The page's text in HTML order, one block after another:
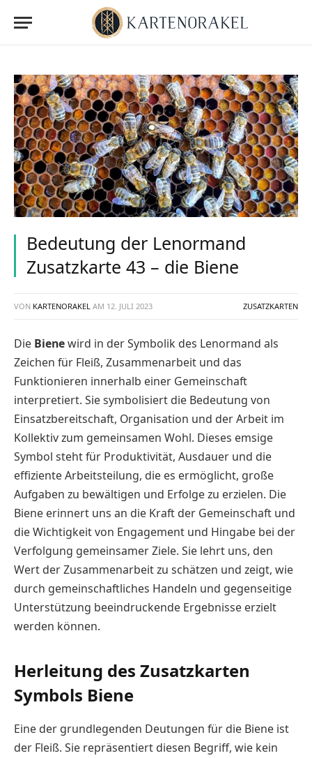
Bedeutung der Lenormand
Zusatzkarte 43 – die Biene
VON KARTENORAKEL AM 12. JULI 2023 ZUSATZKARTEN
Die Bienewird in der Symbolik des Lenormand als
Zeichen für Fleiß, Zusammenarbeit und das
Funktionieren innerhalb einer Gemeinschaft
interpretiert. Sie symbolisiert die Bedeutung von
Einsatzbereitschaft, Organisation und der Arbeit im
Kollektiv zum gemeinsamen Wohl. Dieses emsige
Symbol steht für Produktivität, Ausdauer und die
effiziente Arbeitsteilung, die es ermöglicht, große
Aufgaben zu bewältigen und Erfolge zu erzielen. Die
Biene erinnert uns an die Kraft der Gemeinschaft und
die Wichtigkeit von Engagement und Hingabe bei der
Verfolgung gemeinsamer Ziele. Sie lehrt uns, den
Wert der Zusammenarbeit zu schätzen und zeigt, wie
durch gemeinschaftliches Handeln und gegenseitige
Unterstützung beeindruckende Ergebnisse erzielt
werden können.
Herleitung des Zusatzkarten
Symbols Biene
Eine der grundlegenden Deutungen für die Biene ist
der Fleiß. Sie repräsentiert diesen Begriff, wie kein